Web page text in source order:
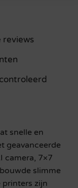
reviews
snelle en
geavanceerde
camera, 7×7
slimme
printers zijn